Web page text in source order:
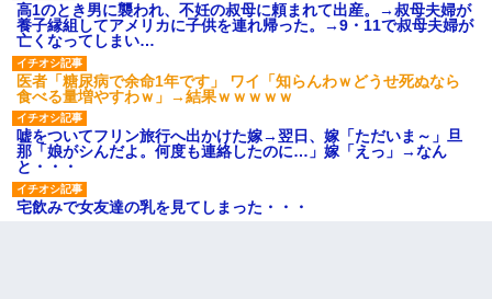
高1のとき男に襲われ、不妊の叔母に頼まれて出産。→叔母夫婦が
養子縁組してアメリカに子供を連れ帰った。→9・11で叔母夫婦が
亡くなってしまい…
医者「糖尿病で余命1年です」 ワイ「知らんわｗどうせ死ぬなら
食べる量増やすわｗ」→結果ｗｗｗｗｗ
嘘をついてフリン旅行へ出かけた嫁→翌日、嫁「ただいま～」旦
那「娘がシんだよ。何度も連絡したのに…」嫁「えっ」→なん
と・・・
宅飲みで女友達の乳を見てしまった・・・